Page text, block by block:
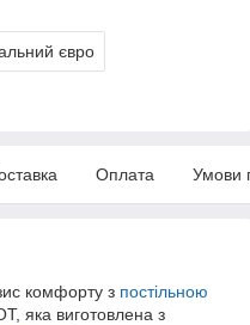
євро
Оплата Умови
комфорту з постільною
яка виготовлена з